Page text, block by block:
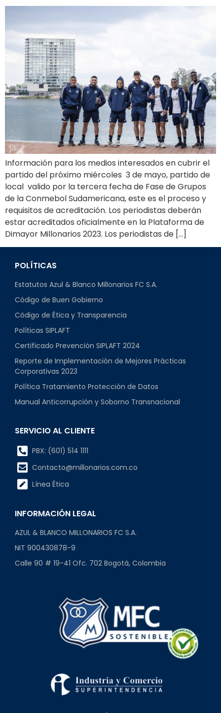
Información para los medios interesados en cubrir el
partido del próximo miércoles 3 de mayo, partido de
local valido por la tercera fecha de Fase de Grupos
de la Conmebol Sudamericana, este es el proceso y
requisitos de acreditación. Los periodistas deberán
estar acreditados oficialmente en la Plataforma de
Dimayor Millonarios 2023. Los periodistas de […]
POLÍTICAS
Estatutos Azul & Blanco Millonarios FC S.A.
Código de Buen Gobierno
Código de Ética y Transparencia
Políticas SIPLAFT
Certificado Prevención SIPLAFT 2024
Reporte de Implementación de Mejores Prácticas
Corporativas 2023
Política Tratamiento Protección de Datos
Manual Anticorrupción y Soborno Transnacional
SERVICIO AL CLIENTE
PBX: (601) 514 1111
Contacto@millonarios.com.co
Línea Ética
INFORMACIÓN LEGAL
AZUL & BLANCO MILLONARIOS FC S.A.
NIT 900430878-9
Calle 90 # 19-41 Ofc. 702 Bogotá, Colombia